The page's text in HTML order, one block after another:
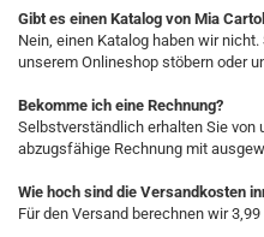
Gibt es einen Katalog von Mia
Nein, einen Katalog haben wir
unserem Onlineshop stöbern oder
Bekomme ich eine Rechnung?
Selbstverständlich erhalten Sie von
abzugsfähige Rechnung mit
Wie hoch sind die Versandkosten
Für den Versand berechnen wir 3,99